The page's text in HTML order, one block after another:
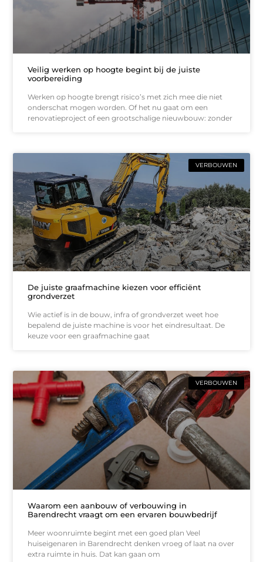
Veilig werken op hoogte begint bij de juiste
voorbereiding
Werken op hoogte brengt risico’s met zich mee die niet
onderschat mogen worden. Of het nu gaat om een
renovatieproject of een grootschalige nieuwbouw: zonder
VERBOUWEN
De juiste graafmachine kiezen voor efficiënt
grondverzet
Wie actief is in de bouw, infra of grondverzet weet hoe
bepalend de juiste machine is voor het eindresultaat. De
keuze voor een graafmachine gaat
VERBOUWEN
Waarom een aanbouw of verbouwing in
Barendrecht vraagt om een ervaren bouwbedrijf
Meer woonruimte begint met een goed plan Veel
huiseigenaren in Barendrecht denken vroeg of laat na over
extra ruimte in huis. Dat kan gaan om